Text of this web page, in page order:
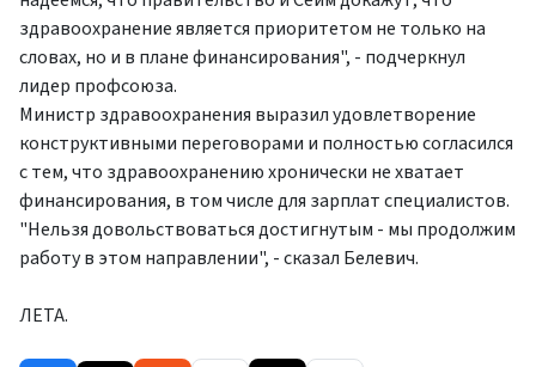
здравоохранение является приоритетом не только на
словах, но и в плане финансирования", - подчеркнул
лидер профсоюза.
Министр здравоохранения выразил удовлетворение
конструктивными переговорами и полностью согласился
с тем, что здравоохранению хронически не хватает
финансирования, в том числе для зарплат специалистов.
"Нельзя довольствоваться достигнутым - мы продолжим
работу в этом направлении", - сказал Белевич.
ЛЕТА.